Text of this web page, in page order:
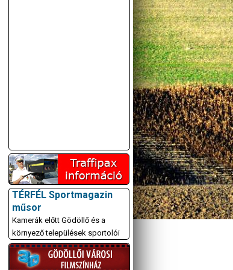
TÉRFÉL Sportmagazin
műsor
Kamerák előtt Gödöllő és a
környező települések sportolói